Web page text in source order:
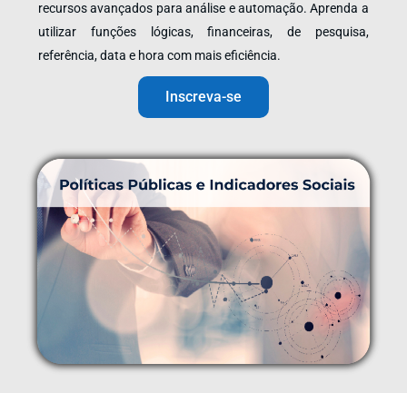
recursos avançados para análise e automação. Aprenda a
utilizar funções lógicas, financeiras, de pesquisa,
referência, data e hora com mais eficiência.
Inscreva-se